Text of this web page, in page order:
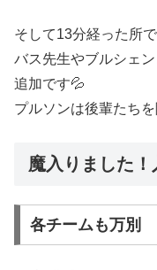
そして13分経った所で
バス先生やブルシェ
追加です💦
プルソンは後輩たち
魔入りました
各チームも万別